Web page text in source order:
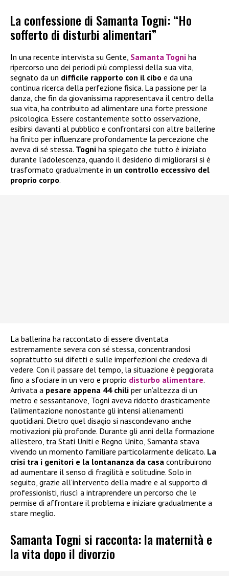
La confessione di Samanta Togni: “Ho
sofferto di disturbi alimentari”
In una recente intervista su Gente, Samanta Togni ha
ripercorso uno dei periodi più complessi della sua vita,
segnato da un difficile rapporto con il cibo e da una
continua ricerca della perfezione fisica. La passione per la
danza, che fin da giovanissima rappresentava il centro della
sua vita, ha contribuito ad alimentare una forte pressione
psicologica. Essere costantemente sotto osservazione,
esibirsi davanti al pubblico e confrontarsi con altre ballerine
ha finito per influenzare profondamente la percezione che
aveva di sé stessa. Togni ha spiegato che tutto è iniziato
durante l’adolescenza, quando il desiderio di migliorarsi si è
trasformato gradualmente in un controllo eccessivo del
proprio corpo.
La ballerina ha raccontato di essere diventata
estremamente severa con sé stessa, concentrandosi
soprattutto sui difetti e sulle imperfezioni che credeva di
vedere. Con il passare del tempo, la situazione è peggiorata
fino a sfociare in un vero e proprio disturbo alimentare.
Arrivata a pesare appena 44 chili per un’altezza di un
metro e sessantanove, Togni aveva ridotto drasticamente
l’alimentazione nonostante gli intensi allenamenti
quotidiani. Dietro quel disagio si nascondevano anche
motivazioni più profonde. Durante gli anni della formazione
all’estero, tra Stati Uniti e Regno Unito, Samanta stava
vivendo un momento familiare particolarmente delicato. La
crisi tra i genitori e la lontananza da casa contribuirono
ad aumentare il senso di fragilità e solitudine. Solo in
seguito, grazie all’intervento della madre e al supporto di
professionisti, riuscì a intraprendere un percorso che le
permise di affrontare il problema e iniziare gradualmente a
stare meglio.
Samanta Togni si racconta: la maternità e
la vita dopo il divorzio